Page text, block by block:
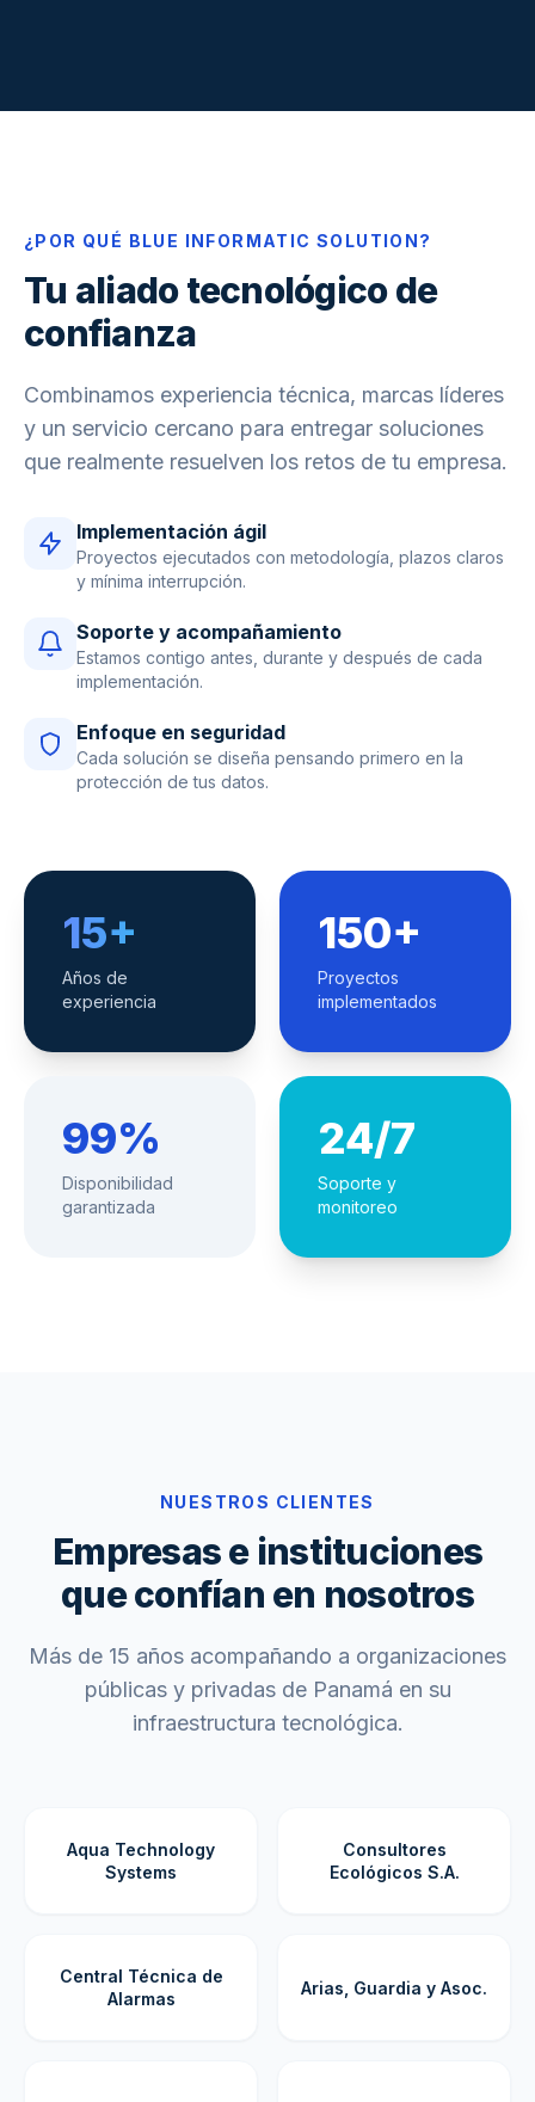
¿POR QUÉ BLUE INFORMATIC SOLUTION?
Tu aliado tecnológico de
confianza
Combinamos experiencia técnica, marcas líderes
y un servicio cercano para entregar soluciones
que realmente resuelven los retos de tu empresa.
Implementación ágil
Proyectos ejecutados con metodología, plazos claros
y mínima interrupción.
Soporte y acompañamiento
Estamos contigo antes, durante y después de cada
implementación.
Enfoque en seguridad
Cada solución se diseña pensando primero en la
protección de tus datos.
15+
Años de
experiencia
150+
Proyectos
implementados
99%
Disponibilidad
garantizada
24/7
Soporte y
monitoreo
NUESTROS CLIENTES
Empresas e instituciones
que confían en nosotros
Más de 15 años acompañando a organizaciones
públicas y privadas de Panamá en su
infraestructura tecnológica.
Aqua Technology
Systems
Consultores
Ecológicos S.A.
Central Técnica de
Alarmas
Arias, Guardia y Asoc.